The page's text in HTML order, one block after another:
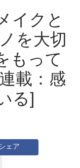
ド
ア
ル
バ
ム
が
発
売
中！
イクと
を大切
もって
載：感
る]
ェア